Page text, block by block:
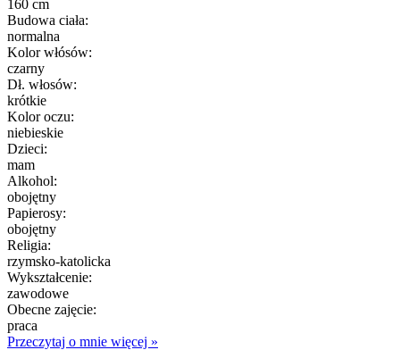
160 cm
Budowa ciała:
normalna
Kolor włósów:
czarny
Dł. włosów:
krótkie
Kolor oczu:
niebieskie
Dzieci:
mam
Alkohol:
obojętny
Papierosy:
obojętny
Religia:
rzymsko-katolicka
Wykształcenie:
zawodowe
Obecne zajęcie:
praca
Przeczytaj o mnie więcej »